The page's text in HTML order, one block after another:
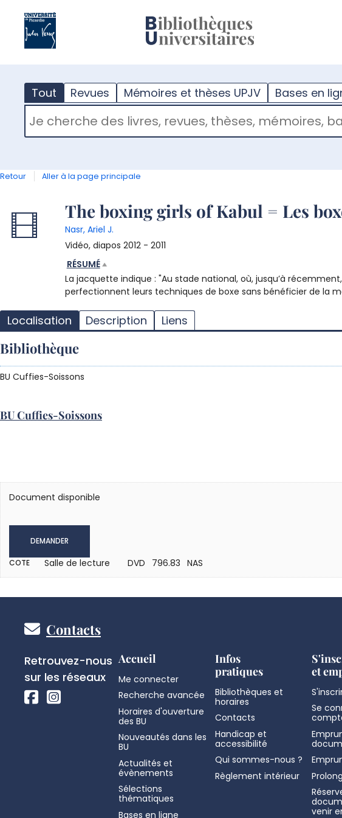
Tout Revues Mémoires et thèses UPJV Bases en
RECHERCHER DANS "TOUT"
Retour Aller à la page principale
Détail
document
The boxing girls of Kabul = Les
Nasr, Ariel J.
Vidéo, diapos 2012 - 2011
RÉSUMÉ
La jacquette indique : "Au stade national, où, jusqu’à
perfectionnent leurs techniques de boxe sans bénéficier de la
Localisation Description Liens
Bibliothèque
BU Cuffies-Soissons
BU Cuffies-Soissons
Document disponible
DEMANDER
COTE Salle de lecture DVD 796.83 NAS
Pied
de
page
Contacts
Réseaux
sociaux
Retrouvez-nous
sur les réseaux
Accueil
Me connecter
Recherche avancée
Horaires d'ouverture
des BU
Nouveautés dans les
BU
Actualités et
évènements
Sélections
thématiques
Bases en ligne
Infos
pratiques
Bibliothèques et
horaires
Contacts
Handicap et
accessibilité
Qui sommes-nous ?
Règlement intérieur
et
Se
venir